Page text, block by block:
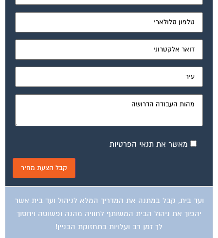
מאשר את תנאי הפרטיות
ועד בית, קבל במתנה את המדריך המלא לניהול ועד בית אשר
יהפוך את ניהול הבית המשותף לחוויה מהנה ופשוטה ויחסוך
לך זמן רב ועלויות בתחזוקת הבניין!